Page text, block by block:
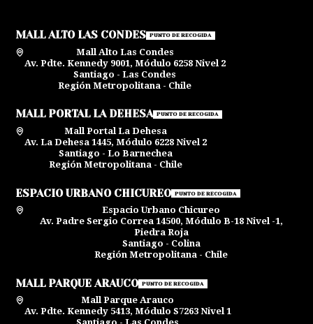
MALL ALTO LAS CONDES PUNTO DE RECOGIDA
Mall Alto Las Condes
Av. Pdte. Kennedy 9001, Módulo 6258 Nivel 2
Santiago - Las Condes
Región Metropolitana - Chile
MALL PORTAL LA DEHESA PUNTO DE RECOGIDA
Mall Portal La Dehesa
Av. La Dehesa 1445, Módulo 6228 Nivel 2
Santiago - Lo Barnechea
Región Metropolitana - Chile
ESPACIO URBANO CHICUREO PUNTO DE RECOGIDA
Espacio Urbano Chicureo
Av. Padre Sergio Correa 14500, Módulo B-18 Nivel -1,
Piedra Roja
Santiago - Colina
Región Metropolitana - Chile
MALL PARQUE ARAUCO PUNTO DE RECOGIDA
Mall Parque Arauco
Av. Pdte. Kennedy 5413, Módulo S7263 Nivel 1